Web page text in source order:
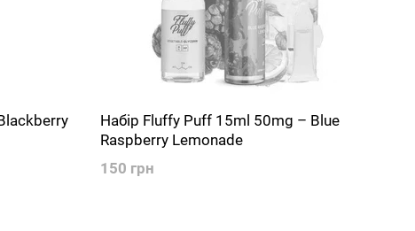
Набір Fluffy Puff 15ml 50mg – Blue
Raspberry Lemonade
150 грн